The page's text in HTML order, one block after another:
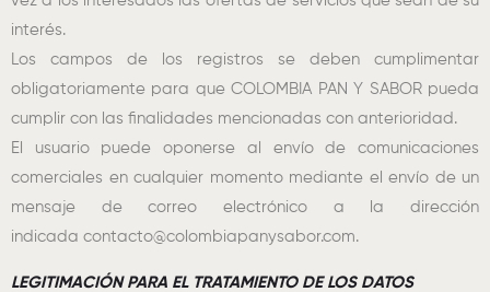
interés.
Los campos de los registros se deben cumplimentar
obligatoriamente para que COLOMBIA PAN Y SABOR pueda
cumplir con las finalidades mencionadas con anterioridad.
El usuario puede oponerse al envío de comunicaciones
comerciales en cualquier momento mediante el envío de un
mensaje de correo electrónico a la dirección
indicada contacto@colombiapanysabor.com.
LEGITIMACIÓN PARA EL TRATAMIENTO DE LOS DATOS